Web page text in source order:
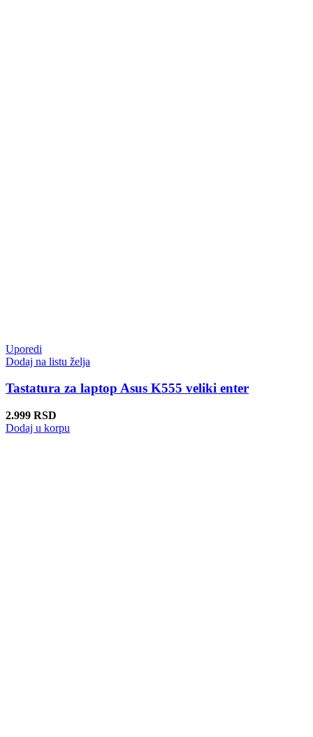
Uporedi
Dodaj na listu želja
Tastatura za laptop Asus K555 veliki enter
2.999 RSD
Dodaj u korpu